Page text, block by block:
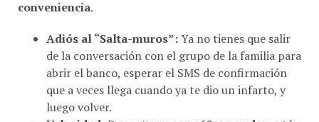
de la conversación con el grupo de la familia para
abrir el banco, esperar el SMS de confirmación
que a veces llega cuando ya te dio un infarto, y
luego volver.
Velocidad:Prometen que en